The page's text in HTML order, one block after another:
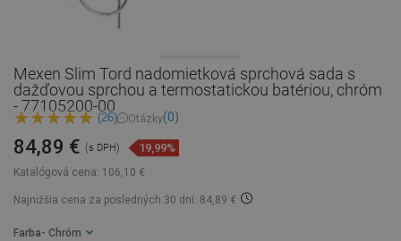
Mexen Slim Tord nadomietková sprchová sada s
dažďovou sprchou a termostatickou batériou, chróm
- 77105200-00
(26) Otázky(0)
Katalógová cena: 106,10 €
84,89 € (s DPH) 19,99%
Najnižšia cena za posledných 30 dní: 84,89 €
Farba - Chróm